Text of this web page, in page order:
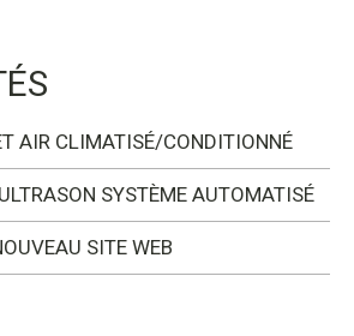
AIR CLIMATISÉ/CONDITIONNÉ
SYSTÈME AUTOMATISÉ
SITE WEB